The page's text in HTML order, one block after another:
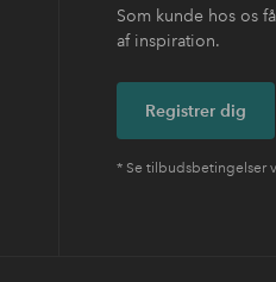
Som kunde hos os
af inspiration.
Registrer dig
* Se tilbudsbetingelser